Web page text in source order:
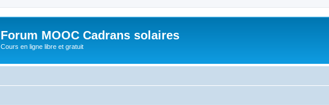
Forum MOOC Cadrans solaires
Cours en ligne libre et gratuit